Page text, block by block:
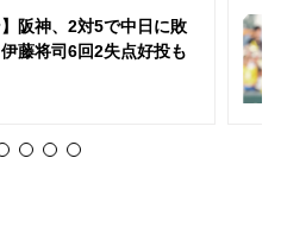
】阪神、2対5で中日に敗
藤将司6回2失点好投も